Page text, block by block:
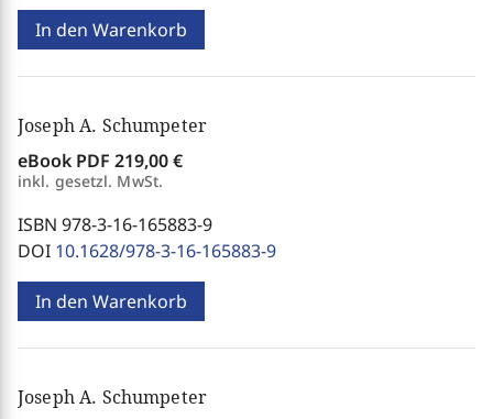
In den Warenkorb
Joseph A. Schumpeter
eBook PDF 219,00 €
inkl. gesetzl. MwSt.
ISBN 978-3-16-165883-9
DOI 10.1628/978-3-16-165883-9
In den Warenkorb
Joseph A. Schumpeter